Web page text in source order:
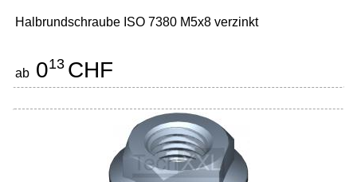
Halbrundschraube ISO 7380 M5x8 verzinkt
ab 013 CHF